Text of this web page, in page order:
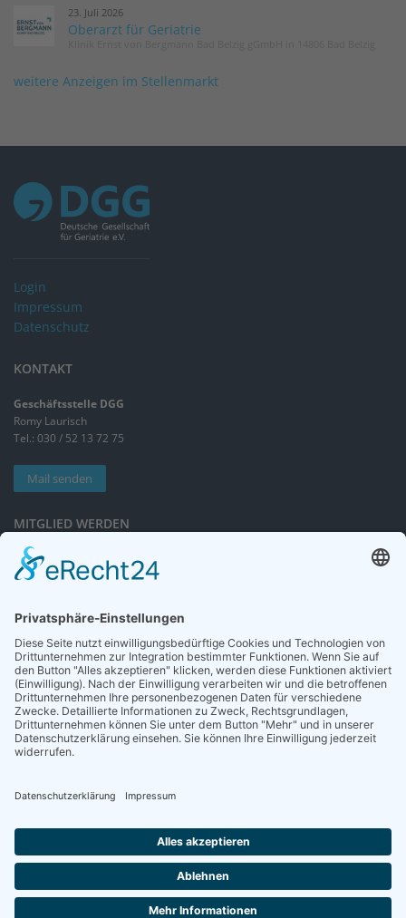
23. Juli 2026
Oberarzt für Geriatrie
weitere Anzeigen im Stellenmarkt
Login
Impressum
Datenschutz
KONTAKT
Geschäftsstelle DGG
Romy Laurisch
Tel.: 030 / 52 13 72 75
Mail senden
MITGLIED WERDEN
Sieben gute Gründe
für Ihre Mitgliedschaft
NEWSLETTER
Neuigkeiten rund um die Geriatrie und die DGG – regelmäßig in Ihrem
Postfach.
Die Zeitschrift für Gerontologie und Geriatrie informiert über Neues aus
unserem Fach.